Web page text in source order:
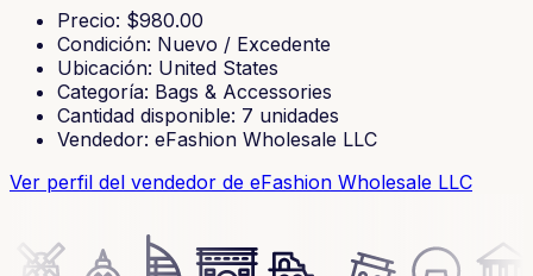
Precio: $980.00
Condición: Nuevo / Excedente
Ubicación: United States
Categoría: Bags & Accessories
Cantidad disponible: 7 unidades
Vendedor: eFashion Wholesale LLC
Ver perfil del vendedor de eFashion Wholesale LLC